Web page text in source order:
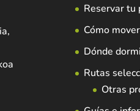
Reservar tu
Cómo
Dónde
Rutas
Otras